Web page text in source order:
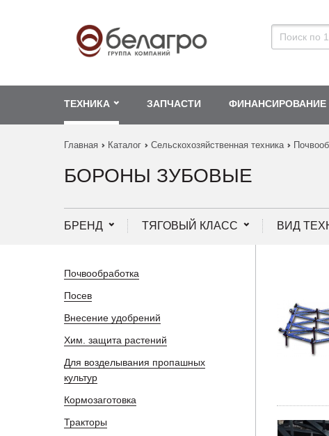
ТЕХНИКА ЗАПЧАСТИ ФИНАНСИРОВАНИЕ
Главная Каталог Сельскохозяйственная техника
БОРОНЫ ЗУБОВЫЕ
БРЕНД ТЯГОВЫЙ КЛАСС ВИД
Почвообработка
Посев
Внесение удобрений
Хим. защита растений
Для возделывания пропашных
культур
Кормозаготовка
Тракторы